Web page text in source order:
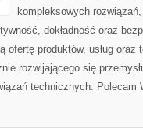
kompleksowych
dokładność oraz
ofertę produktów, usług oraz
rozwijającego się
technicznych. Polecam